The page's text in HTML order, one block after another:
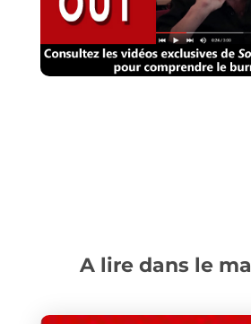
A lire dans le